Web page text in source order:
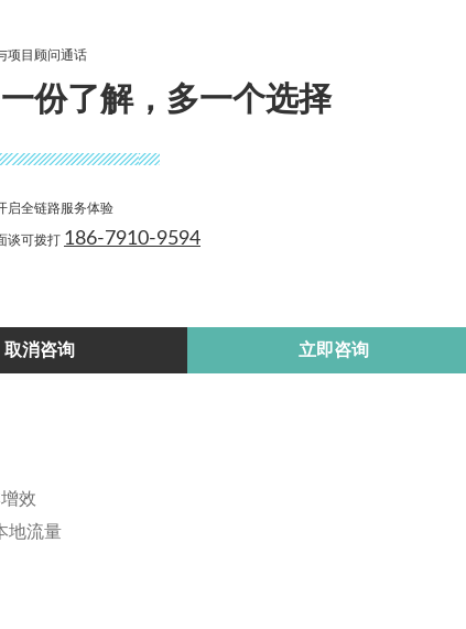
配南昌中小企业的全流程轻量化服务体系，从前期免费需
调，整套服务流程精简高效，不需要企业配备 IT 人员全
业务系统，避免企业额外配套改造支出；依托阿里云云
额投入的行业惯例。落地后的智能体可自动承接 80% 以
服人工开支，落地效果经过都市链接家政、本地研学机构
，轻量化智能体凭借低成本、快落地、按需迭代的优势
化轻量化智能体产品矩阵，紧跟本地各行各业经营变化
能力导致产品鸡肋。未来我们将继续依托 13 年本地行
更多南昌中小企业用可控预算快速落地 AI 应用，享受数
效
地流量
项目顾问通话
份了解，多一个选择
启全链路服务体验
谈可拨打 186-7910-9594
取消咨询 立即咨询